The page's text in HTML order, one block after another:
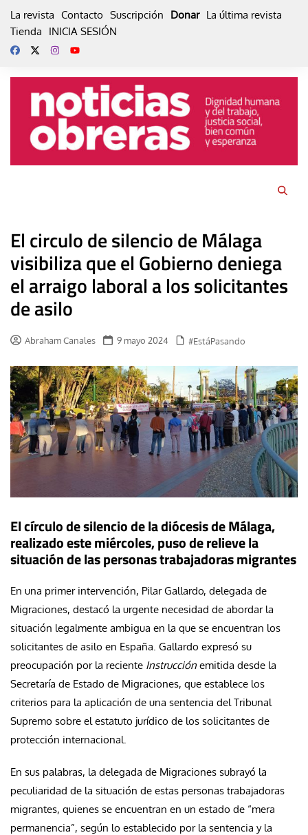
La revista Contacto Suscripción Donar La última revista
Tienda
INICIA SESIÓN
El circulo de silencio de Málaga
visibiliza que el Gobierno deniega
el arraigo laboral a los solicitantes
de asilo
Abraham Canales 9 mayo 2024 #EstáPasando
El círculo de silencio de la diócesis de Málaga,
realizado este miércoles, puso de relieve la
situación de las personas trabajadoras migrantes
En una primer intervención, Pilar Gallardo, delegada de
Migraciones, destacó la urgente necesidad de abordar la
situación legalmente ambigua en la que se encuentran los
solicitantes de asilo en España. Gallardo expresó su
preocupación por la reciente Instrucción emitida desde la
Secretaría de Estado de Migraciones, que establece los
criterios para la aplicación de una sentencia del Tribunal
Supremo sobre el estatuto jurídico de los solicitantes de
protección internacional.
En sus palabras, la delegada de Migraciones subrayó la
peculiaridad de la situación de estas personas trabajadoras
migrantes, quienes se encuentran en un estado de “mera
permanencia”, según lo establecido por la sentencia y la